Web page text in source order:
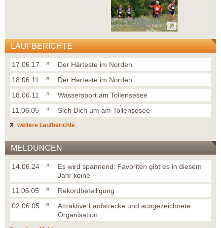
LAUFBERICHTE
17.06.17
Der Härteste im Norden
18.06.11
Der Härteste im Norden
18.06.11
Wassersport am Tollensesee
11.06.05
Sieh Dich um am Tollensesee
weitere Laufberichte
MELDUNGEN
14.06.24
Es wird spannend: Favoriten gibt es in diesem
Jahr keine
11.06.05
Rekordbeteiligung
02.06.05
Attraktive Laufstrecke und ausgezeichnete
Organisation